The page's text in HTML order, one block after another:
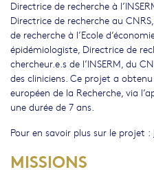
Directrice de recherche à
Directrice de recherche au
de recherche à l’Ecole
épidémiologiste, Directrice de
chercheur.e.s de l’INSERM, du
des cliniciens. Ce projet a
européen de la Recherche, via
une durée de 7 ans.
Pour en savoir plus sur le projet :
MISSIONS